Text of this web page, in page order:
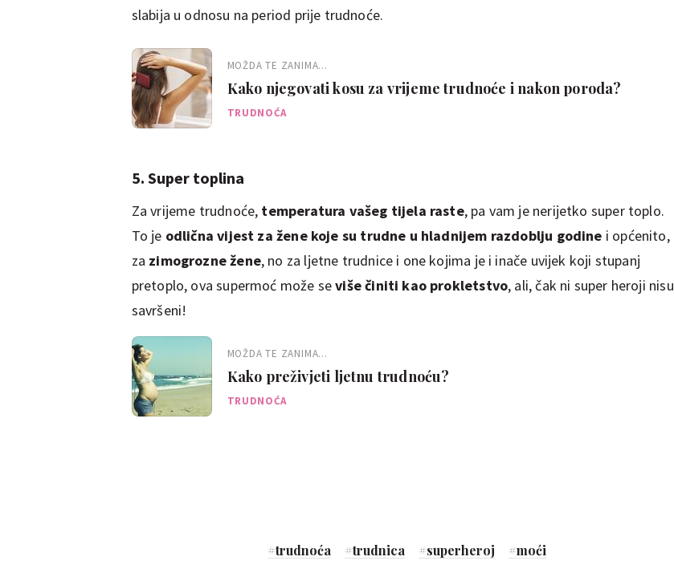
slabija u odnosu na period prije trudnoće.
MOŽDA TE ZANIMA...
Kako njegovati kosu za vrijeme trudnoće i nakon poroda?
TRUDNOĆA
5. Super toplina
Za vrijeme trudnoće, temperatura vašeg tijela raste, pa vam je nerijetko super toplo.
To je odlična vijest za žene koje su trudne u hladnijem razdoblju godine i općenito,
za zimogrozne žene, no za ljetne trudnice i one kojima je i inače uvijek koji stupanj
pretoplo, ova supermoć može seviše činiti kao prokletstvo, ali, čak ni super heroji nisu
savršeni!
MOŽDA TE ZANIMA...
Kako preživjeti ljetnu trudnoću?
TRUDNOĆA
#trudnoća #trudnica #superheroj #moći